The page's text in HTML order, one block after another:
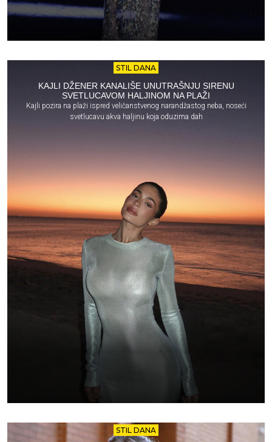
STIL DANA
KAJLI DŽENER KANALIŠE UNUTRAŠNJU SIRENU
SVETLUCAVOM HALJINOM NA PLAŽI
Kajli pozira na plaži ispred veličanstvenog narandžastog neba, noseći
svetlucavu akva haljinu koja oduzima dah
STIL DANA